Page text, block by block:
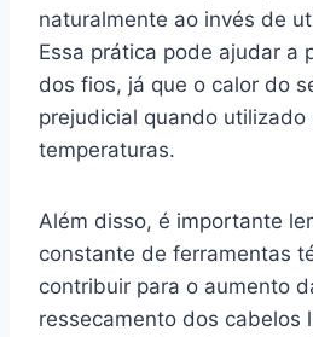
naturalmente ao invés de
Essa prática pode ajudar a
dos fios, já que o calor do
prejudicial quando utilizado
temperaturas.
Além disso, é importante
constante de ferramentas
contribuir para o aumento
ressecamento dos cabelos